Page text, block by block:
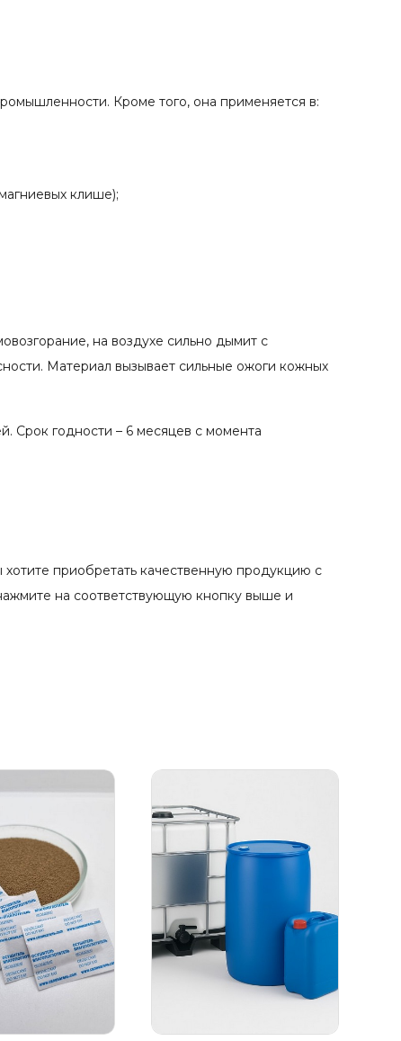
Кроме того, она применяется в:
клише);
на воздухе сильно дымит с
Материал вызывает сильные ожоги кожных
Срок годности – 6 месяцев с момента
приобретать качественную продукцию с
на соответствующую кнопку выше и